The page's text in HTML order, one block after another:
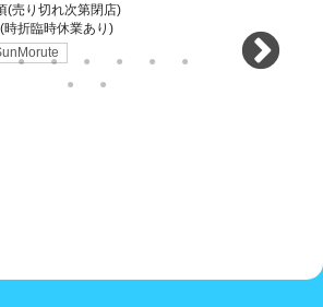
売り切れ次第閉店)
時折臨時休業あり)